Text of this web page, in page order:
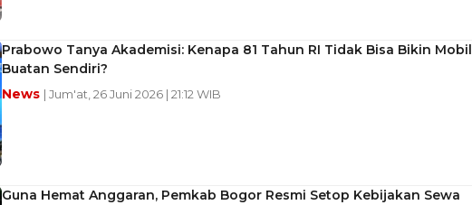
Prabowo Tanya Akademisi: Kenapa 81 Tahun RI Tidak Bisa Bikin Mobil
Buatan Sendiri?
News | Jum'at, 26 Juni 2026 | 21:12 WIB
Guna Hemat Anggaran, Pemkab Bogor Resmi Setop Kebijakan Sewa